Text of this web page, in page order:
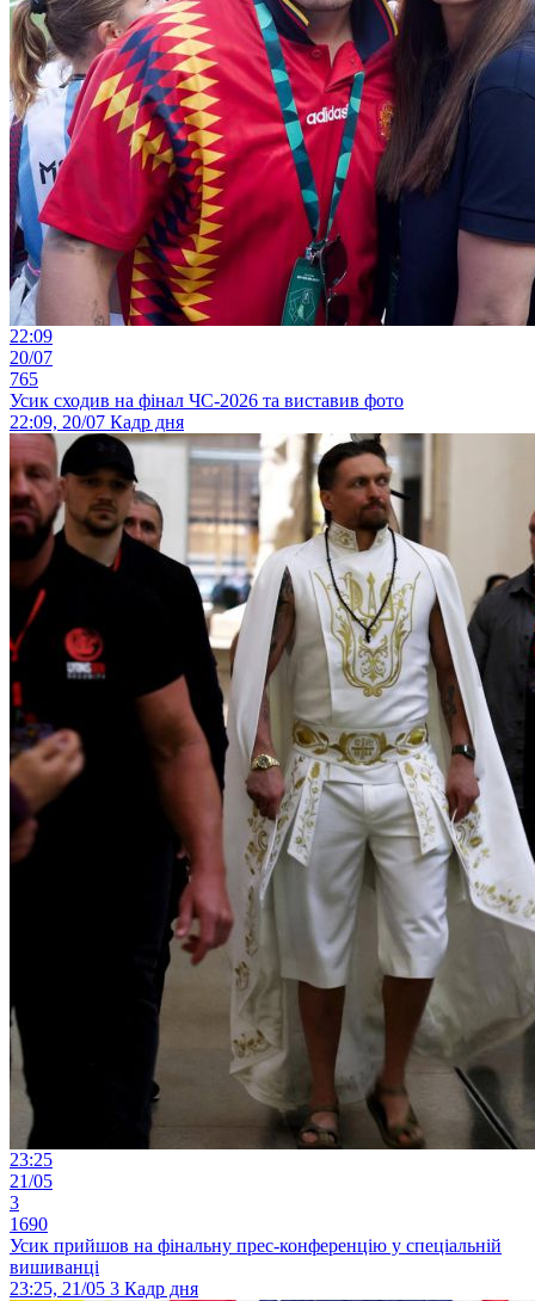
22:09
20/07
765
Усик сходив на фінал ЧС-2026 та виставив фото
22:09, 20/07 Кадр дня
23:25
21/05
3
1690
Усик прийшов на фінальну прес-конференцію у спеціальній
вишиванці
23:25, 21/05 3 Кадр дня